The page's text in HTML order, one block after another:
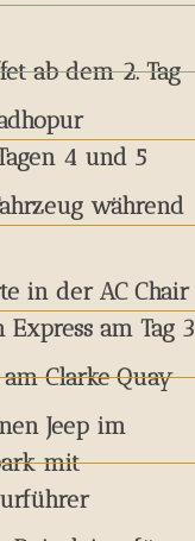
ab dem 2. Tag
4 und 5
während
in der AC Chair
am Tag 3
Clarke Quay
Jeep im
mit